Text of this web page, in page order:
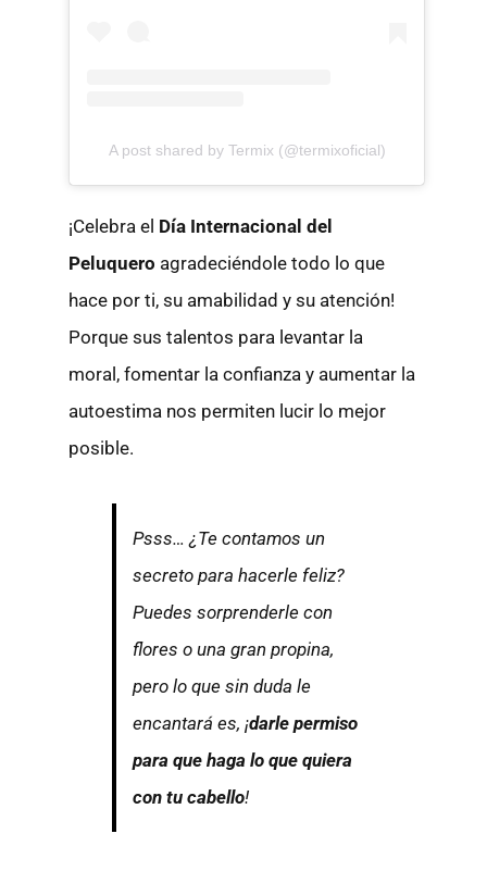
A post shared by Termix (@termixoficial)
¡Celebra el Día Internacional del
Peluquero agradeciéndole todo lo que
hace por ti, su amabilidad y su atención!
Porque sus talentos para levantar la
moral, fomentar la confianza y aumentar la
autoestima nos permiten lucir lo mejor
posible.
Psss… ¿Te contamos un
secreto para hacerle feliz?
Puedes sorprenderle con
flores o una gran propina,
pero lo que sin duda le
encantará es, ¡darle permiso
para que haga lo que quiera
con tu cabello!